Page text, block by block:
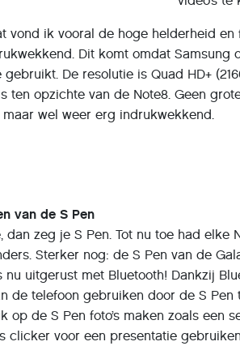
vond ik vooral de hoge helderheid en
Dit komt omdat Samsung
De resolutie is Quad HD+
ten opzichte van de Note8. Geen
wel weer erg indrukwekkend.
van de S Pen
dan zeg je S Pen. Tot nu toe had elke
Sterker nog: de S Pen van de
nu uitgerust met Bluetooth! Dankzij
de telefoon gebruiken door de S Pen
op de S Pen foto’s maken zoals een
clicker voor een presentatie